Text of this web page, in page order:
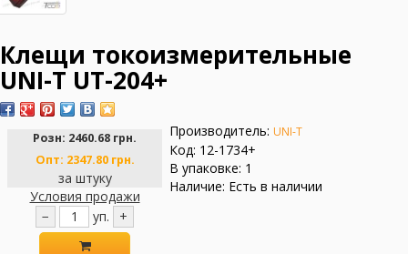
Клещи токоизмерительные
UNI-T UT-204+
Розн: 2460.68 грн.
Опт: 2347.80 грн.
за штуку
Условия продажи
−
уп. +
Производитель: UNI-T
Код: 12-1734+
В упаковке: 1
Наличие: Есть в наличии